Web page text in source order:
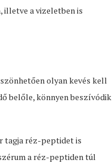
illetve a vizeletben is
olyan kevés kell
belőle, könnyen beszívódik
tagja réz-peptidet is
a réz-peptiden túl